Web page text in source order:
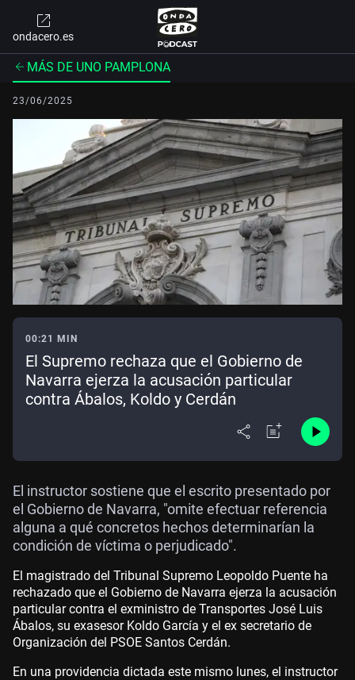
ondacero.es
MÁS DE UNO PAMPLONA
23/06/2025
00:21 MIN
El Supremo rechaza que el Gobierno de
Navarra ejerza la acusación particular
contra Ábalos, Koldo y Cerdán
El instructor sostiene que el escrito presentado por
el Gobierno de Navarra, "omite efectuar referencia
alguna a qué concretos hechos determinarían la
condición de víctima o perjudicado".
El magistrado del Tribunal Supremo Leopoldo Puente ha
rechazado que el Gobierno de Navarra ejerza la acusación
particular contra el exministro de Transportes José Luis
Ábalos, su exasesor Koldo García y el ex secretario de
Organización del PSOE Santos Cerdán.
En una providencia dictada este mismo lunes, el instructor